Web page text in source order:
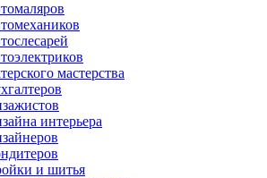
мастерства
интерьера
и шитья